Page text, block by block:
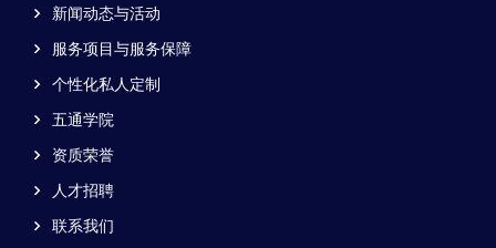
新闻动态与活动
服务项目与服务保障
个性化私人定制
五通学院
资质荣誉
人才招聘
联系我们